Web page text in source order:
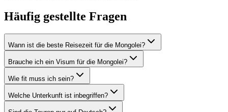
Häufig gestellte Fragen
Wann ist die beste Reisezeit für die Mongolei?
Brauche ich ein Visum für die Mongolei?
Wie fit muss ich sein?
Welche Unterkunft ist inbegriffen?